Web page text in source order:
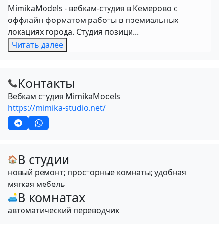
MimikaModels - вебкам-студия в Кемерово с
оффлайн-форматом работы в премиальных
локациях города. Студия позици...
Читать далее
📞Контакты
Вебкам студия MimikaModels
https://mimika-studio.net/
🏠В студии
новый ремонт; просторные комнаты; удобная
мягкая мебель
🛋В комнатах
автоматический переводчик